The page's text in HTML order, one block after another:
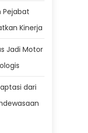
Pejabat
Kinerja
Jadi Motor
dari